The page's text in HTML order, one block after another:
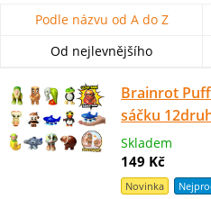
Podle názvu od A do Z
Od nejlevnějšího
Brainrot
sáčku
Skladem
149 Kč
Novinka